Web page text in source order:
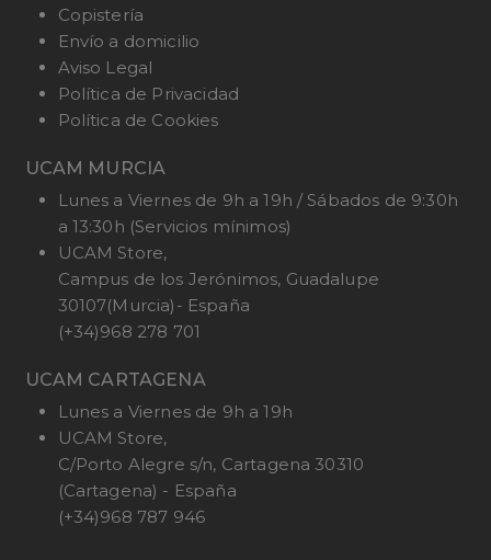
Copistería
Envío a domicilio
Aviso Legal
Política de Privacidad
Política de Cookies
UCAM MURCIA
Lunes a Viernes de 9h a 19h / Sábados de 9:30h
a 13:30h (Servicios mínimos)
UCAM Store,
Campus de los Jerónimos, Guadalupe
30107(Murcia)- España
(+34)968 278 701
UCAM CARTAGENA
Lunes a Viernes de 9h a 19h
UCAM Store,
C/Porto Alegre s/n, Cartagena 30310
(Cartagena) - España
(+34)968 787 946